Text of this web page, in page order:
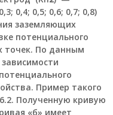
0,4; 0,5; 0,6; 0,7; 0,8)
заземляющих
потенциального
точек. По данным
Пример такого
Полученную кривую
«б» имеет